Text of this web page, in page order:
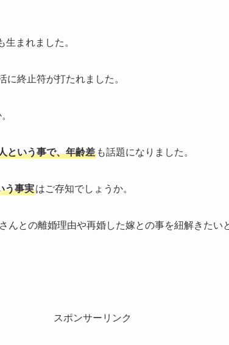
まれました。
終止符が打たれました。
という事で、年齢差 も話題になりました。
う事実はご存知でしょうか。
んとの離婚理由や再婚した嫁との事を紐解きたい
スポンサーリンク